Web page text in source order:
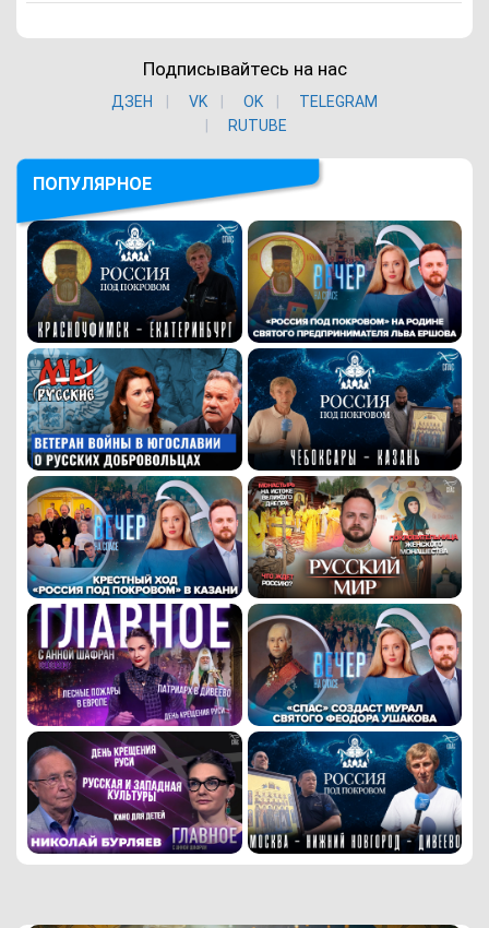
Подписывайтесь на нас
ДЗЕН VK ОK
TELEGRAM
RUTUBE
ПОПУЛЯРНОЕ